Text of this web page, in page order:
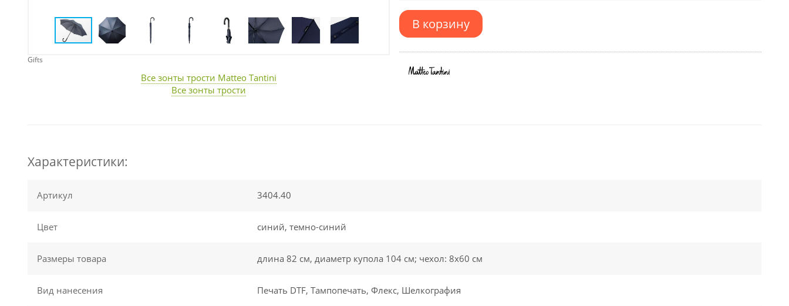
Gifts
Все зонты трости Matteo Tantini
Все зонты трости
В корзину
Характеристики:
Артикул 3404.40
Цвет синий, темно-синий
Размеры товара длина 82 см, диаметр купола 104 см; чехол: 8х60 см
Вид нанесения Печать DTF, Тампопечать, Флекс, Шелкография